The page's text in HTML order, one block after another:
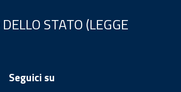
STATO (LEGGE
Seguici su